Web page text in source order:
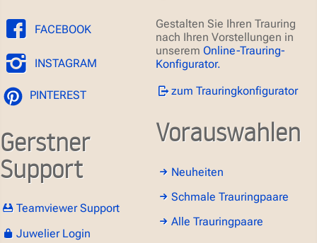
FACEBOOK
INSTAGRAM
PINTEREST
Gerstner
Support
Teamviewer Support
Juwelier Login
Gestalten Sie Ihren Trauring
nach Ihren Vorstellungen in
unserem Online-Trauring-
Konfigurator.
zum Trauringkonfigurator
Vorauswahlen
Neuheiten
Schmale Trauringpaare
Alle Trauringpaare